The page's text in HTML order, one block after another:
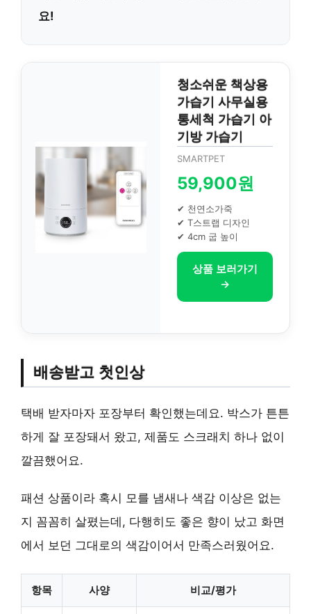
요!
청소쉬운 책상용
가습기 사무실용
통세척 가습기 아
기방 가습기
SMARTPET
59,900원
✔ 천연소가죽
✔ T스트랩 디자인
✔ 4cm 굽 높이
상품 보러가기
→
배송받고 첫인상
택배 받자마자 포장부터 확인했는데요. 박스가 튼튼
하게 잘 포장돼서 왔고, 제품도 스크래치 하나 없이
깔끔했어요.
패션 상품이라 혹시 모를 냄새나 색감 이상은 없는
지 꼼꼼히 살폈는데, 다행히도 좋은 향이 났고 화면
에서 보던 그대로의 색감이어서 만족스러웠어요.
항목 사양 비교/평가